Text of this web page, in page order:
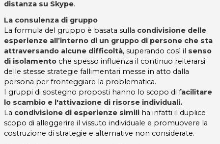
distanza su Skype.
La consulenza di gruppo
La formula del gruppo è basata sulla condivisione delle
esperienze all’interno di un gruppo di persone che sta
attraversando alcune difficoltà, superando così il senso
di isolamento che spesso influenza il continuo reiterarsi
delle stesse strategie fallimentari messe in atto dalla
persona per fronteggiare la problematica.
I gruppi di sostegno proposti hanno lo scopo di facilitare
lo scambio e l'attivazione di risorse individuali.
La condivisione di esperienze simili ha infatti il duplice
scopo di alleggerire il vissuto individuale e promuovere la
costruzione di strategie e alternative non considerate.